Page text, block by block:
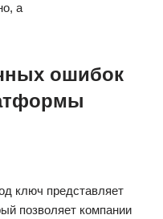
а
ошибок
ключ представляет
позволяет компании